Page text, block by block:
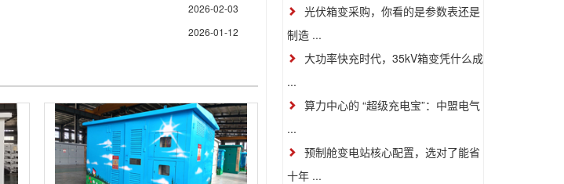
2026-02-03
2026-01-12
光伏箱变采购，你看的是参数表还是
制造 ...
大功率快充时代，35kV箱变凭什么成
...
算力中心的 “超级充电宝”：中盟电气
...
预制舱变电站核心配置，选对了能省
十年 ...